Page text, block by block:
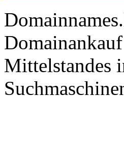
Mittelstandes